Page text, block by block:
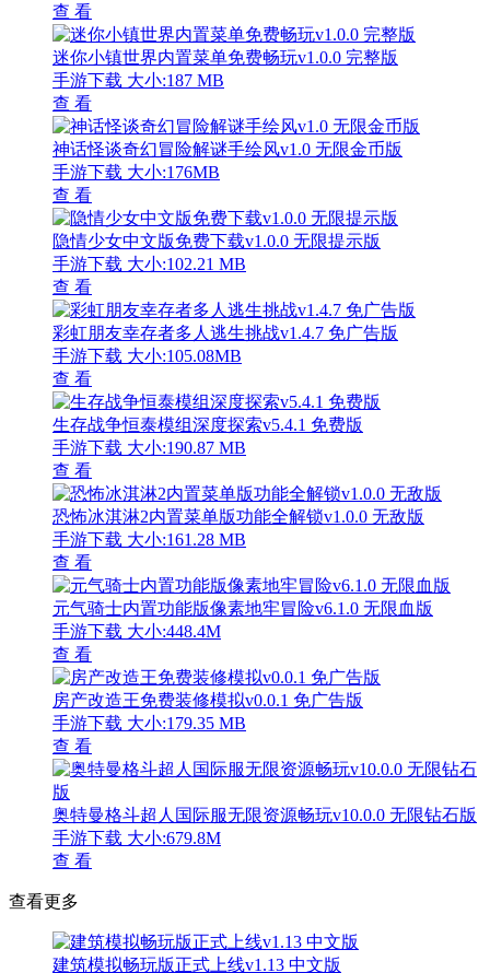
查 看
迷你小镇世界内置菜单免费畅玩v1.0.0 完整版
手游下载 大小:187 MB
查 看
神话怪谈奇幻冒险解谜手绘风v1.0 无限金币版
手游下载 大小:176MB
查 看
隐情少女中文版免费下载v1.0.0 无限提示版
手游下载 大小:102.21 MB
查 看
彩虹朋友幸存者多人逃生挑战v1.4.7 免广告版
手游下载 大小:105.08MB
查 看
生存战争恒泰模组深度探索v5.4.1 免费版
手游下载 大小:190.87 MB
查 看
恐怖冰淇淋2内置菜单版功能全解锁v1.0.0 无敌版
手游下载 大小:161.28 MB
查 看
元气骑士内置功能版像素地牢冒险v6.1.0 无限血版
手游下载 大小:448.4M
查 看
房产改造王免费装修模拟v0.0.1 免广告版
手游下载 大小:179.35 MB
查 看
奥特曼格斗超人国际服无限资源畅玩v10.0.0 无限钻石版
手游下载 大小:679.8M
查 看
查看更多
建筑模拟畅玩版正式上线v1.13 中文版